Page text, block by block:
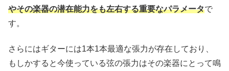
やその楽器の潜在能力をも左右する重要なパラメータで
す。
さらにはギターには1本1本最適な張力が存在しており、
もしかすると今使っている弦の張力はその楽器にとって鳴